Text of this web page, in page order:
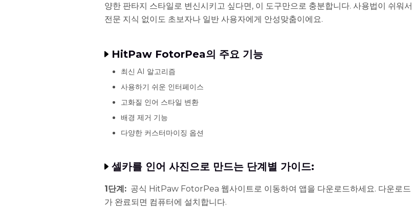
양한 판타지 스타일로 변신시키고 싶다면, 이 도구만으로 충분합니다. 사용법이 쉬워서
전문 지식 없이도 초보자나 일반 사용자에게 안성맞춤이에요.
HitPaw FotorPea의 주요 기능
최신 AI 알고리즘
사용하기 쉬운 인터페이스
고화질 인어 스타일 변환
배경 제거 기능
다양한 커스터마이징 옵션
셀카를 인어 사진으로 만드는 단계별 가이드:
1단계: 공식 HitPaw FotorPea 웹사이트로 이동하여 앱을 다운로드하세요. 다운로드
가 완료되면 컴퓨터에 설치합니다.